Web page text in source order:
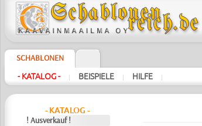
SCHABLONEN
- KATALOG - | BEISPIELE | HILFE |
- KATALOG -
! Ausverkauf !